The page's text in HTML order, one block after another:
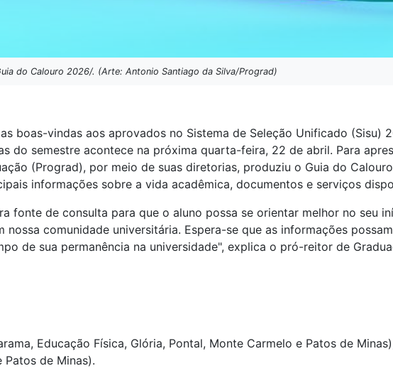
do Calouro 2026/. (Arte: Antonio Santiago da Silva/Prograd)
boas-vindas aos aprovados no Sistema de Seleção Unificado (Sisu)
do semestre acontece na próxima quarta-feira, 22 de abril. Para
(Prograd), por meio de suas diretorias, produziu o Guia do
informações sobre a vida acadêmica, documentos e serviços
fonte de consulta para que o aluno possa se orientar melhor no seu
comunidade universitária. Espera-se que as informações
de sua permanência na universidade", explica o pró-reitor de
Educação Física, Glória, Pontal, Monte Carmelo e Patos de
de Minas).